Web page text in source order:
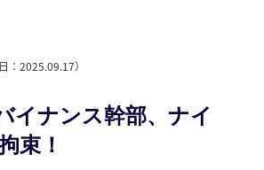
： 2025.09.17）
イナンス幹部、ナイ
束！